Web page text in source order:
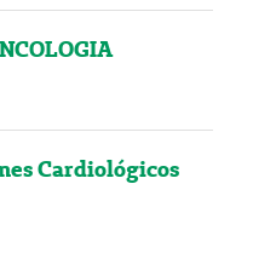
Cardiológicos